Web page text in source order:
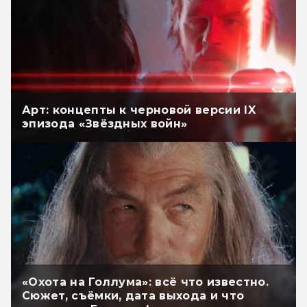
Арт: концепты к черновой версии IX
эпизода «Звёздных войн»
«Охота на Голлума»: всё что известно.
Сюжет, съёмки, дата выхода и что